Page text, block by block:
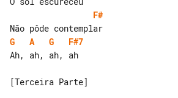
F#
G
A G
F#7
Ah, ah, ah, ah
[Terceira Parte]